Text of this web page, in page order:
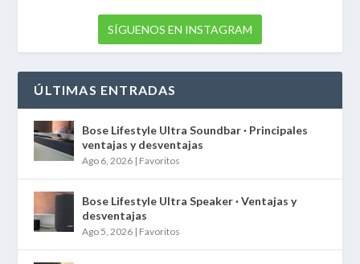
SÍGUENOS EN INSTAGRAM
ÚLTIMAS ENTRADAS
Bose Lifestyle Ultra Soundbar · Principales
ventajas y desventajas
Ago 6, 2026 | Favoritos
Bose Lifestyle Ultra Speaker · Ventajas y
desventajas
Ago 5, 2026 | Favoritos